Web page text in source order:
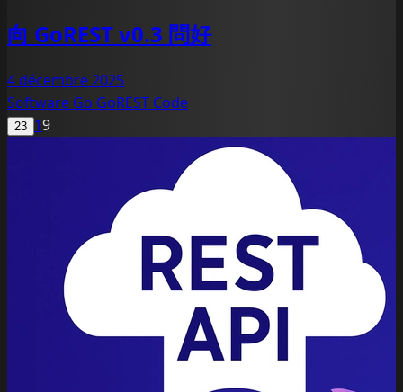
向 GoREST v0.3 問好
4 décembre 2025
Software Go GoREST Code
23 19